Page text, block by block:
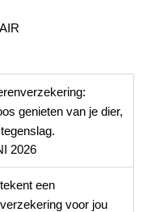
genieten van je dier,
2026
een
voor jou